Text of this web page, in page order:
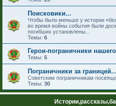
Поисковики...
Чтобы было меньше у истории
во время войны события были
погибших установлены...
Темы: 6
Герои-пограничники
Темы: 5
Пограничники за границей...
Советским пограничникам
Темы: 30